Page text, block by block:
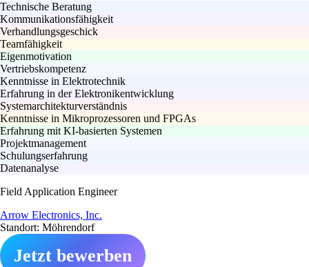
Technische Beratung
Kommunikationsfähigkeit
Verhandlungsgeschick
Teamfähigkeit
Eigenmotivation
Vertriebskompetenz
Kenntnisse in Elektrotechnik
Erfahrung in der Elektronikentwicklung
Systemarchitekturverständnis
Kenntnisse in Mikroprozessoren und FPGAs
Erfahrung mit KI-basierten Systemen
Projektmanagement
Schulungserfahrung
Datenanalyse
Field Application Engineer
Arrow Electronics, Inc.
Standort: Möhrendorf
Jetzt bewerben